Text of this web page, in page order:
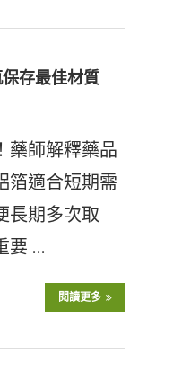
存最佳材質
藥師解釋藥品
箔適合短期需
長期多次取
要 …
閱讀更多